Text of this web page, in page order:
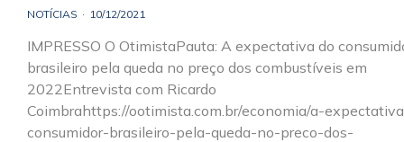
NOTÍCIAS 10/12/2021
IMPRESSO O OtimistaPauta: A expectativa do
brasileiro pela queda no preço dos combustíveis em
2022Entrevista com Ricardo
Coimbrahttps://ootimista.com.br/economia/a-
consumidor-brasileiro-pela-queda-no-preco-dos-